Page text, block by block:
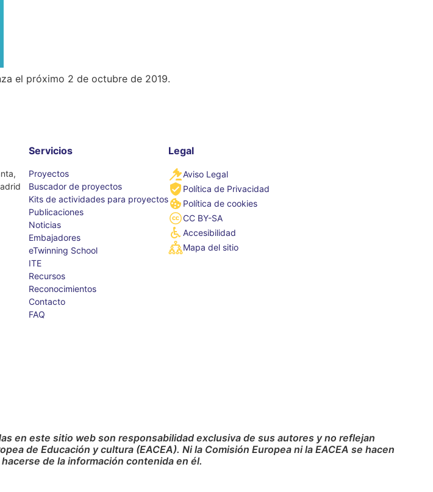
el próximo 2 de octubre de 2019.
Servicios
Proyectos
Buscador de proyectos
Kits de actividades para proyectos
Publicaciones
Noticias
Embajadores
eTwinning School
ITE
Recursos
Reconocimientos
Contacto
FAQ
Legal
Aviso Legal
Política de Privacidad
Política de cookies
CC BY-SA
Accesibilidad
Mapa del sitio
en este sitio web son responsabilidad exclusiva de sus autores y no reflejan
de Educación y cultura (EACEA). Ni la Comisión Europea ni la EACEA se hacen
de la información contenida en él.